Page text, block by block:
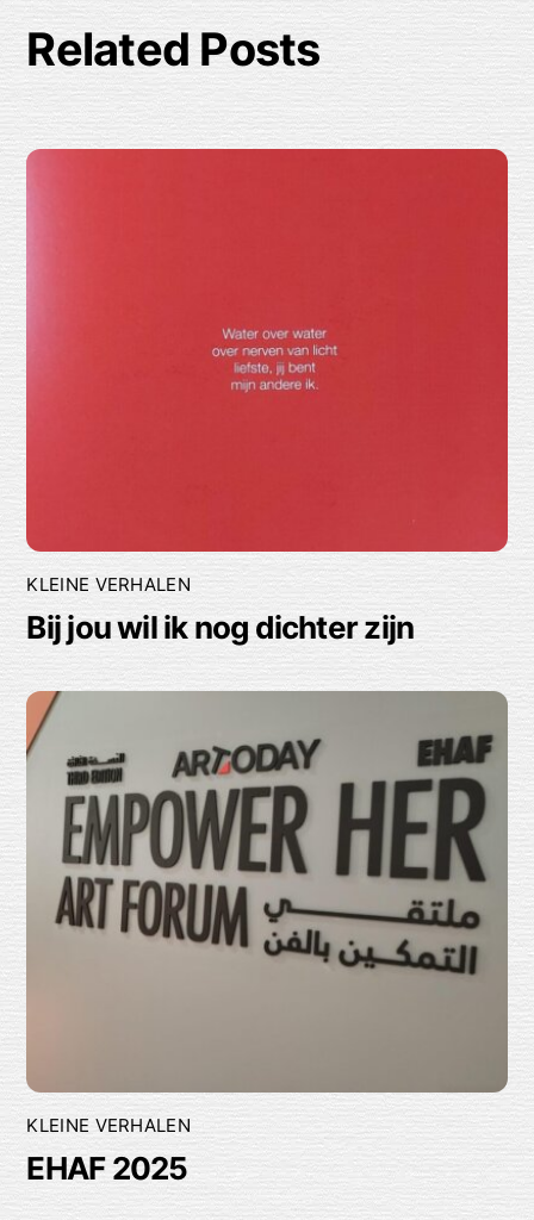
Related Posts
KLEINE VERHALEN
Bij jou wil ik nog dichter zijn
KLEINE VERHALEN
EHAF 2025